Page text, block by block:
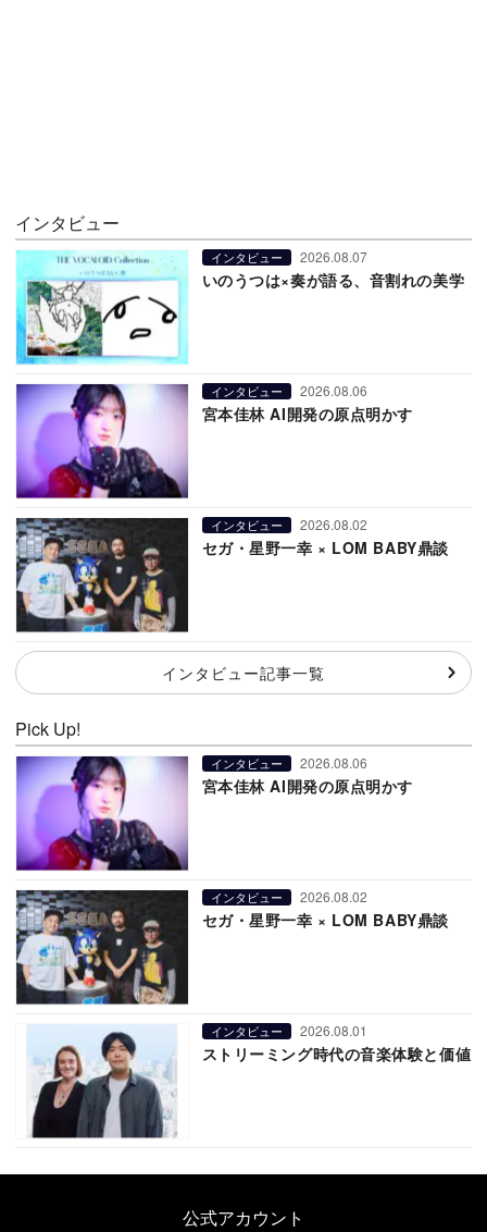
インタビュー
インタビュー 2026.08.07
いのうつは×奏が語る、音割れの美学
インタビュー 2026.08.06
宮本佳林 AI開発の原点明かす
インタビュー 2026.08.02
セガ・星野一幸 × LOM BABY鼎談
インタビュー記事一覧
Pick Up!
インタビュー 2026.08.06
宮本佳林 AI開発の原点明かす
インタビュー 2026.08.02
セガ・星野一幸 × LOM BABY鼎談
インタビュー 2026.08.01
ストリーミング時代の音楽体験と価値
公式アカウント